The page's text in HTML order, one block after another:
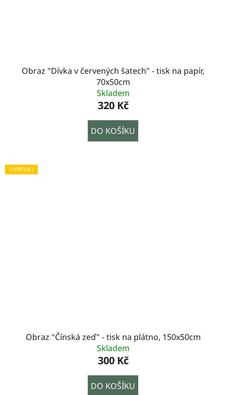
Obraz "Dívka v červených šatech" - tisk na papír,
70x50cm
Skladem
320 Kč
DO KOŠÍKU
VÝPRODEJ
Obraz "Čínská zeď" - tisk na plátno, 150x50cm
Skladem
300 Kč
DO KOŠÍKU